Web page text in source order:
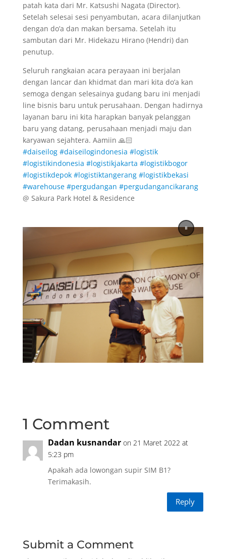
patah kata dari Mr. Katsushi Nagata (Director).
Setelah selesai sesi penyambutan, acara dilanjutkan
dengan do’a dan makan bersama. Setelah itu
sambutan dari Mr. Hidekazu Hirano (Hendri) dan
penutup.
Seluruh rangkaian acara perayaan ini berjalan
dengan lancar dan khidmat dan mari kita do’a kan
semoga dengan selesainya gudang baru ini menjadi
line bisnis baru untuk perusahaan. Dengan hadirnya
layanan baru ini kita harapkan banyak pelanggan
baru yang datang, perusahaan menjadi maju dan
karyawan sejahtera. Aamiin 🙏🏻
#daiseilog #daiseilogindonesia #logistik
#logistikindonesia #logistikjakarta #logistikbogor
#logistikdepok #logistiktangerang #logistikbekasi
#warehouse #pergudangan #pergudangancikarang
@ Sakura Park Hotel & Residence
1 Comment
Dadan kusnandar on 21 Maret 2022 at
5:23 pm
Apakah ada lowongan supir SIM B1?
Terimakasih.
Reply
Submit a Comment